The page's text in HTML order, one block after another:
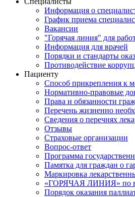
Информация о
График приема
Вакансии
"Горячая линия" для
Информация для врачей
Порядки и стандарты
Противодействие
Пациенту
Способ прикрепления к
Нормативно-правовые
Права и обязанности
Перечень жизненно
Сведения о перечнях
Отзывы
Страховые организации
Вопрос-ответ
Программа
Памятка для граждан о
Маркировка
«ГОРЯЧАЯ ЛИНИЯ» по
Порядок оказания